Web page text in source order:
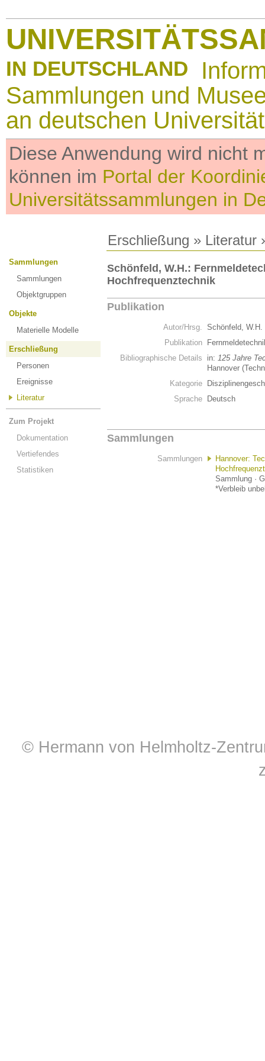
IN DEUTSCHLAND
Sammlungen und
an deutschen
Diese Anwendung wird nicht
können im Portal der
Universitätssammlungen in
Erschließung » Literatur
Sammlungen
Sammlungen
Objektgruppen
Objekte
Materielle Modelle
Erschließung
Personen
Ereignisse
Literatur
Zum Projekt
Dokumentation
Vertiefendes
Statistiken
Schönfeld, W.H.:
Hochfrequenztechnik
Publikation
Autor/Hrsg. Schönfeld, W.H.
Publikation
Bibliographische Details
in: 125 Jahre
Hannover
Kategorie
Sprache
Deutsch
Sammlungen
Sammlungen
Hannover:
Sammlung ·
*Verbleib
© Hermann von Helmholtz-